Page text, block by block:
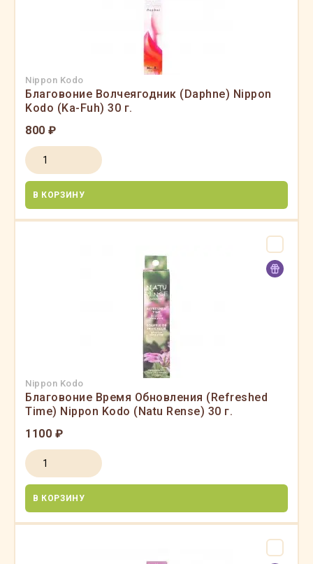
Nippon Kodo
Благовоние Волчеягодник (Daphne) Nippon
Kodo (Ka-Fuh) 30 г.
800 ₽
В КОРЗИНУ
Nippon Kodo
Благовоние Время Обновления (Refreshed
Time) Nippon Kodo (Natu Rense) 30 г.
1100 ₽
В КОРЗИНУ